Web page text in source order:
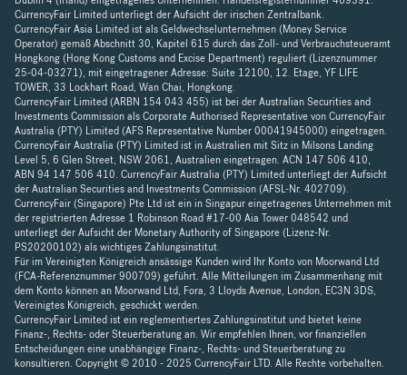
CurrencyFair Limited unterliegt der Aufsicht der irischen Zentralbank.
CurrencyFair Asia Limited ist als Geldwechselunternehmen (Money Service
Operator) gemäß Abschnitt 30, Kapitel 615 durch das Zoll- und Verbrauchsteueramt
Hongkong (Hong Kong Customs and Excise Department) reguliert (Lizenznummer
25-04-03271), mit eingetragener Adresse: Suite 12100, 12. Etage, YF LIFE
TOWER, 33 Lockhart Road, Wan Chai, Hongkong.
CurrencyFair Limited (ARBN 154 043 455) ist bei der Australian Securities and
Investments Commission als Corporate Authorised Representative von CurrencyFair
Australia (PTY) Limited (AFS Representative Number 00041945000) eingetragen.
CurrencyFair Australia (PTY) Limited ist in Australien mit Sitz in Milsons Landing
Level 5, 6 Glen Street, NSW 2061, Australien eingetragen. ACN 147 506 410,
ABN 94 147 506 410. CurrencyFair Australia (PTY) Limited unterliegt der Aufsicht
der Australian Securities and Investments Commission (AFSL-Nr. 402709).
CurrencyFair (Singapore) Pte Ltd ist ein in Singapur eingetragenes Unternehmen mit
der registrierten Adresse 1 Robinson Road #17-00 Aia Tower 048542 und
unterliegt der Aufsicht der Monetary Authority of Singapore (Lizenz-Nr.
PS20200102) als wichtiges Zahlungsinstitut.
Für im Vereinigten Königreich ansässige Kunden wird Ihr Konto von Moorwand Ltd
(FCA-Referenznummer 900709) geführt. Alle Mitteilungen im Zusammenhang mit
dem Konto können an Moorwand Ltd, Fora, 3 Lloyds Avenue, London, EC3N 3DS,
Vereinigtes Königreich, geschickt werden.
CurrencyFair Limited ist ein reglementiertes Zahlungsinstitut und bietet keine
Finanz-, Rechts- oder Steuerberatung an. Wir empfehlen Ihnen, vor finanziellen
Entscheidungen eine unabhängige Finanz-, Rechts- und Steuerberatung zu
konsultieren. Copyright © 2010 - 2025 CurrencyFair LTD. Alle Rechte vorbehalten.